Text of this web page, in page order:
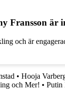
Fransson är
och är
• Hooja
och Mer! • Putin